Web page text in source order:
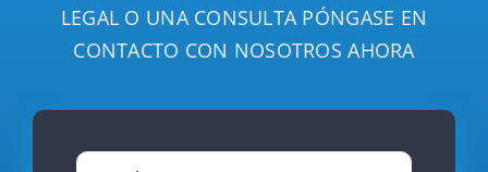
LEGAL O UNA CONSULTA PÓNGASE EN
CONTACTO CON NOSOTROS AHORA